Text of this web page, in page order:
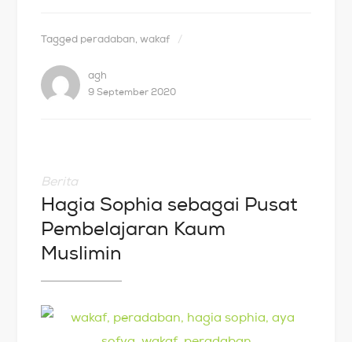
Tagged peradaban ,wakaf
agh
9 September 2020
Berita
Hagia Sophia sebagai Pusat
Pembelajaran Kaum
Muslimin